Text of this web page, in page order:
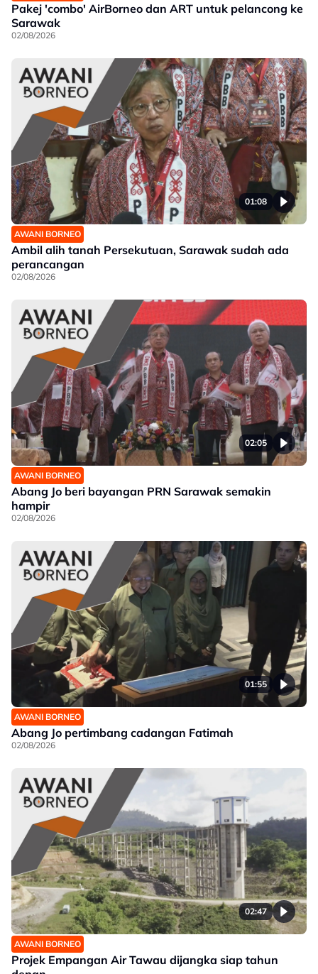
Pakej 'combo' AirBorneo dan ART untuk pelancong ke
Sarawak
02/08/2026
01:08
AWANI BORNEO
Ambil alih tanah Persekutuan, Sarawak sudah ada
perancangan
02/08/2026
02:05
AWANI BORNEO
Abang Jo beri bayangan PRN Sarawak semakin
hampir
02/08/2026
01:55
AWANI BORNEO
Abang Jo pertimbang cadangan Fatimah
02/08/2026
02:47
AWANI BORNEO
Projek Empangan Air Tawau dijangka siap tahun